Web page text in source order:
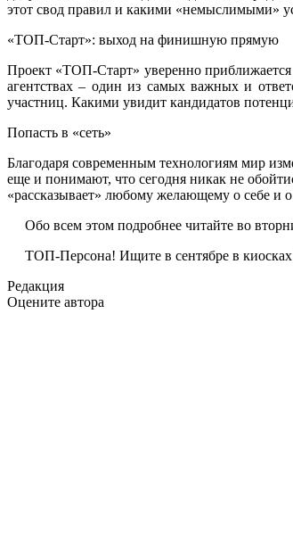
этот свод правил и какими «немыслимыми»
«ТОП-Старт»: выход на финишную прямую
Проект «ТОП-Старт» уверенно
агентствах – один из самых важных и
участниц. Какими увидит кандидатов
Попасть в «сеть»
Благодаря современным технологиям мир
еще и понимают, что сегодня никак не
«рассказывает» любому желающему о себе и
Обо всем этом подробнее читайте во
ТОП-Персона! Ищите в сентябре в
Редакция
Оцените автора